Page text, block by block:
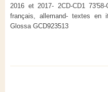
2016 et 2017- 2CD-CD1
français, allemand- textes en
Glossa GCD923513